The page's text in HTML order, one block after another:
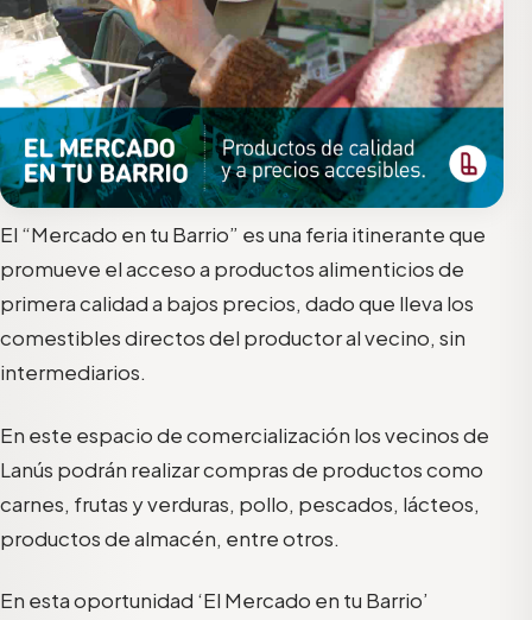
El “Mercado en tu Barrio” es una feria itinerante que
promueve el acceso a productos alimenticios de
primera calidad a bajos precios, dado que lleva los
comestibles directos del productor al vecino, sin
intermediarios.
En este espacio de comercialización los vecinos de
Lanús podrán realizar compras de productos como
carnes, frutas y verduras, pollo, pescados, lácteos,
productos de almacén, entre otros.
En esta oportunidad ‘El Mercado en tu Barrio’